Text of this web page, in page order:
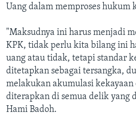
Uang dalam memproses hukum
"Maksudnya ini harus menjadi
KPK, tidak perlu kita bilang ini
uang atau tidak, tetapi standar
ditetapkan sebagai tersangka,
melakukan akumulasi kekayaan
diterapkan di semua delik yang
Hami Badoh.